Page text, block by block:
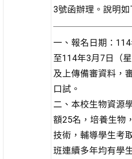
3號函辦理。說明如
一、報名日期：114
至114年3月7日（
及上傳備審資料，
口試。
二、本校生物資源
額25名，培養生物
技術，輔導學生考
班連續多年均有學